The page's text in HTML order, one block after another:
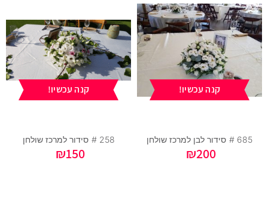
685 # סידור לבן למרכז שולחן
₪200
קנה עכשיו!
258 # סידור למרכז שולחן
₪150
קנה עכשיו!